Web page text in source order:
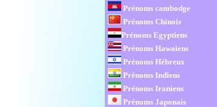
Prénoms cambodge
Prénoms Chinois
Prénoms Egyptiens
Prénoms Hawaiens
Prénoms Hébreux
Prénoms Indiens
Prénoms Iraniens
Prénoms Japonais